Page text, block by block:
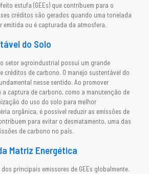
estufa (GEEs) que contribuem para o
créditos são gerados quando uma tonelada
emitida ou é capturada da atmosfera.
do Solo
setor agroindustrial possui um grande
créditos de carbono. O manejo sustentável do
nesse sentido. Ao promover
a captura de carbono, como a manutenção de
do uso do solo para melhor
orgânica, é possível reduzir as emissões de
para evitar o desmatamento, uma das
de carbono no país.
Matriz Energética
dos principais emissores de GEEs globalmente.